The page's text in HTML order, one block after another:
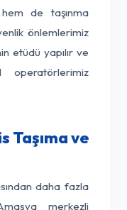
de taşınma
önlemlerimiz
etüdü yapılır ve
operatörlerimiz
Taşıma ve
daha fazla
merkezli